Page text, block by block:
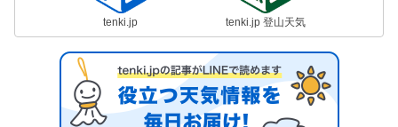
tenki.jp tenki.jp 登山天気